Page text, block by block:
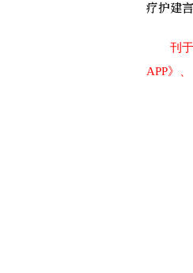
疗护建
刊
APP》